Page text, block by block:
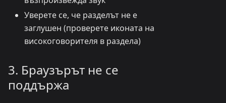
Уверете се, че разделът не е
заглушен (проверете иконата на
високоговорителя в раздела)
3. Браузърът не се
поддържа